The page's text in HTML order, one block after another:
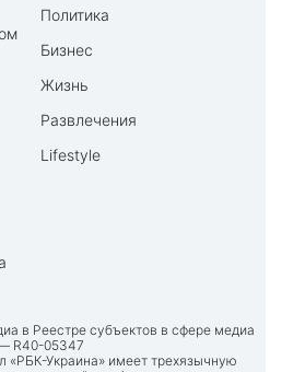
Политика
Бизнес
Жизнь
Развлечения
Lifestyle
в Реестре субъектов в сфере медиа
R40-05347
«РБК-Украина» имеет трехязычную